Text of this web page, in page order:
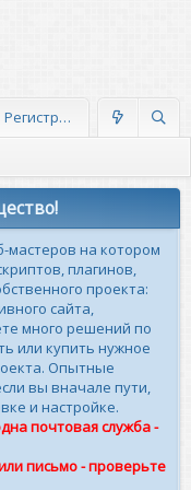
Регистрация
мастеров на котором
плагинов,
проекта:
сайта,
много решений по
или купить нужное
Опытные
вы вначале пути,
и настройке.
почтовая служба -
письмо - проверьте